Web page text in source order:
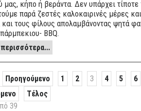
μας, κήπο ή βεράντα. Δεν υπάρχει
παρά ζεστές καλοκαιρινές μέρες
και τους φίλους απολαμβάνοντας ψητά
BBQ.
Προηγούμενο 1 2 3 4 5
6
Τέλος
39